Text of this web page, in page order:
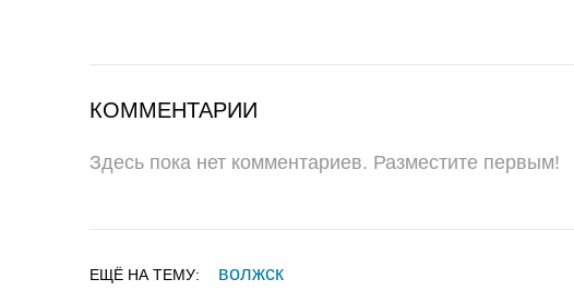
КОММЕНТАРИИ
Здесь пока нет комментариев. Разместите первым!
ЕЩЁ НА ТЕМУ: волжск